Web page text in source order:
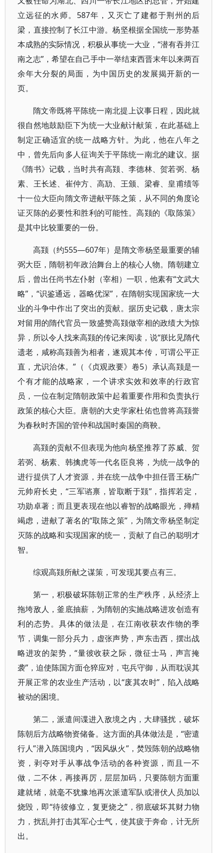
立远征的水师。587年，又灭亡了建都于荆州的后
梁，直接控制了长江中游。杨坚根据全国统一形势基
本成熟的实际情况，积极从事统一大业，“潜有吞并江
南之志”，希望在自己手中一举结束西晋末年以来两百
余年大分裂的局面，为中国历史的发展揭开新的一
页。
隋文帝既将平陈统一南北提上议事日程，因此就
很自然地鼓励臣下为统一大业献计献策，在此基础上
制定正确适宜的统一战略方针。为此，他在八年之
中，曾先后向多人征询关于平陈统一南北的建议。据
《隋书》记载，当时共有高颎、李德林、贺若弼、杨
素、王长述、崔仲方、高劢、王颁、梁睿、皇甫绩等
十一位大臣向隋文帝进献平陈之策，从不同的角度论
证灭陈的必要性和胜利的可能性。高颎的《取陈策》
是其中比较重要的一份。
高颎（约555—607年）是隋文帝杨坚最重要的辅
弼大臣，隋朝初年政治舞台上的核心人物。隋朝建立
后，曾出任尚书左仆射（宰相）一职，他素有“文武大
略”，“识鉴通远，器略优深”，在隋朝实现国家统一大
业的斗争中作出了突出的贡献。据历史记载，唐太宗
对留用的隋代官员一致盛赞高颎做宰相的政绩大为惊
异，所以令人找来高颎的传记来阅读，说“朕比见隋代
遗老，咸称高颎善为相者，遂观其本传，可谓公平正
直，尤识治体。”（《贞观政要》卷5）承认高颎是一
个有才能的战略家，一个讲求实效和效率的行政官
员，一位在制定隋朝政策中起着重要作用和负责执行
政策的核心大臣。唐朝的大史学家杜佑也曾将高颎誉
为春秋时齐国的管仲和战国时秦国的商鞅。
高颎的贡献不但表现为他向杨坚推荐了苏威、贺
若弼、杨素、韩擒虎等一代名臣良将，为统一战争的
进行提供了人才资源，并在统一战争中担任晋王杨广
元帅府长史，“三军谘禀，皆取断于颎”，指挥若定，
功勋卓著；而且更表现在他以睿智的战略眼光，殚精
竭虑，进献了著名的“取陈之策”，为隋文帝杨坚制定
灭陈的战略和实现国家的统一，贡献了自己的聪明才
智。
综观高颎所献之谋策，可发现其要点有三。
第一，积极破坏陈朝正常的生产秩序，从经济上
拖垮敌人，釜底抽薪，为隋朝的实施战略进攻创造有
利的态势。具体的做法是，在江南收获农作物的季
节，调集一部分兵力，虚张声势，声东击西，摆出战
略进攻的架势，“量彼收获之际，微征士马，声言掩
袭”，迫使陈国方面仓猝应对，屯兵守御，从而耽误其
开展正常的农业生产活动，以“废其农时”，陷入战略
被动的困境。
第二，派遣间谍进入敌境之内，大肆骚扰，破坏
陈朝后方战略物资储备。这方面的具体做法是，“密遣
行人”潜入陈国境内，“因风纵火”，焚毁陈朝的战略物
资，剥夺对手从事战争活动的各种资源，而且一不
做，二不休，再接再厉，层层加码，只要陈朝方面重
建就绪，就毫不犹豫地再次派遣军队或潜伏人员加以
烧毁，即“待彼修立，复更烧之”，彻底破坏其财力物
力，扰乱并打击其军心士气，使其疲于奔命，计无所
出。